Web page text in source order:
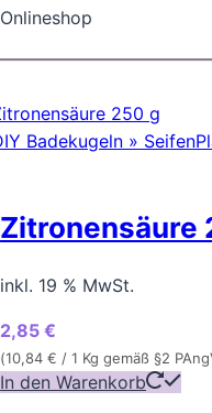
Zitronensäure
inkl. 19 % MwSt.
2,85 €
(10,84 € / 1 Kg gemäß §2
In den Warenkorb